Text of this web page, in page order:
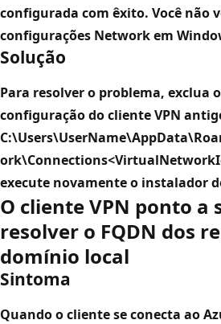
configurada com êxito. Você não
configurações Networkem
Solução
Para resolver o problema, exclua
configuração do cliente VPN
execute novamente o instalador
O cliente VPN ponto a
resolver o FQDN dos
domínio local
Sintoma
Quando o cliente se conecta ao